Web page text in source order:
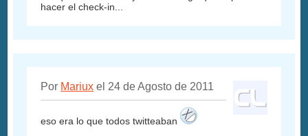
hacer el check-in...
Por Mariux el 24 de Agosto de 2011
eso era lo que todos twitteaban